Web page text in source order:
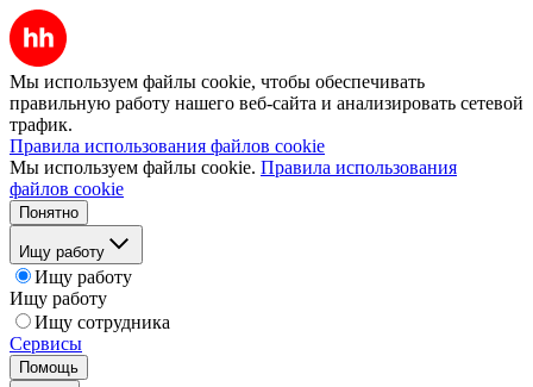
Мы используем файлы cookie, чтобы обеспечивать
правильную работу нашего веб-сайта и анализировать сетевой
трафик.
Правила использования файлов cookie
Мы используем файлы cookie. Правила использования
файлов cookie
Понятно
Ищу работу
Ищу работу
Ищу работу
Ищу сотрудника
Сервисы
Помощь